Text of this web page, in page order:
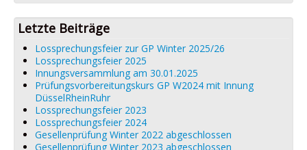
Letzte Beiträge
Lossprechungsfeier zur GP Winter 2025/26
Lossprechungsfeier 2025
Innungsversammlung am 30.01.2025
Prüfungsvorbereitungskurs GP W2024 mit Innung
DüsselRheinRuhr
Lossprechungsfeier 2023
Lossprechungsfeier 2024
Gesellenprüfung Winter 2022 abgeschlossen
Gesellenprüfung Winter 2023 abgeschlossen